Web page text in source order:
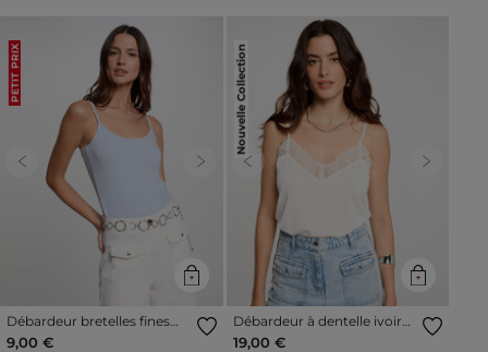
PETIT PRIX
Previous Next
Débardeur bretelles fines
bleu ciel femme
9,00 €
Nouvelle Collection
Previous Next
Débardeur à dentelle ivoire
femme
19,00 €